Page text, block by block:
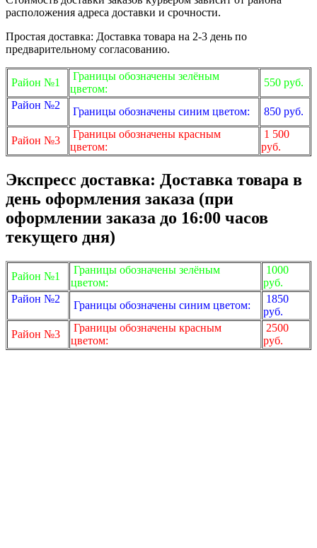
расположения адреса доставки и срочности.
Простая доставка: Доставка товара на 2-3 день по
предварительному согласованию.
Район №1
Границы обозначены зелёным
цветом:
550 руб.
Район №2
Границы обозначены синим цветом: 850 руб.
Район №3
Границы обозначены красным
цветом:
1 500
руб.
Экспресс доставка: Доставка товара в
день оформления заказа (при
оформлении заказа до 16:00 часов
текущего дня)
Район №1
Границы обозначены зелёным
цветом:
1000
руб.
Район №2
Границы обозначены синим цветом:
1850
руб.
Район №3
Границы обозначены красным
цветом:
2500
руб.